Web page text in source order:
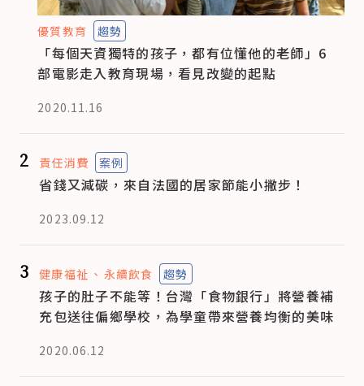
優質教育 趨勢
「每個天資獨特的孩子，都有位懂他的老師」6
部電影走入教育現場，看見改變的起點
2020.11.16
2 責任消費 案例
省錢又減碳，來自法國的居家節能小撇步！
2023.09.12
3 健康福祉 永續飲食 趨勢
孩子的肚子不能等！台灣「食物銀行」將營養補
充包送往偏鄉學校，為學童帶來營養均衡的美味
2020.06.12